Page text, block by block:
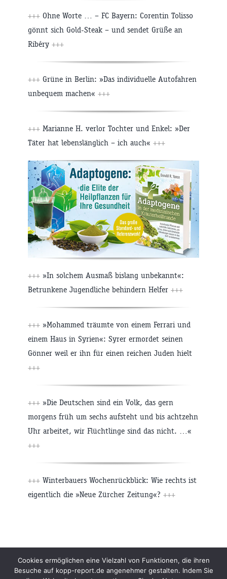
+++ Ohne Worte … – FC Bayern: Corentin Tolisso
gönnt sich Gold-Steak – und sendet Grüße an
Ribéry +++
+++ Grüne in Berlin: »Das individuelle Autofahren
unbequem machen« +++
+++ Marianne H. verlor Tochter und Enkel: »Der
Täter hat lebenslänglich – ich auch« +++
+++ »In solchem Ausmaß bislang unbekannt«:
Betrunkene Jugendliche behindern Helfer +++
+++ »Mohammed träumte von einem Ferrari und
einem Haus in Syrien«: Syrer ermordet seinen
Gönner weil er ihn für einen reichen Juden hielt
+++
+++ »Die Deutschen sind ein Volk, das gern
morgens früh um sechs aufsteht und bis achtzehn
Uhr arbeitet, wir Flüchtlinge sind das nicht. …«
+++
+++ Winterbauers Wochenrückblick: Wie rechts ist
eigentlich die »Neue Zürcher Zeitung«? +++
Beiträge Archiv Impressum
Newsletter
Kopp Verlag
Datenschutzerklärung
Cookies ermöglichen eine Vielzahl von Funktionen, die ihren
Besuche auf kopp-report.de angenehmer gestalten. Indem Sie